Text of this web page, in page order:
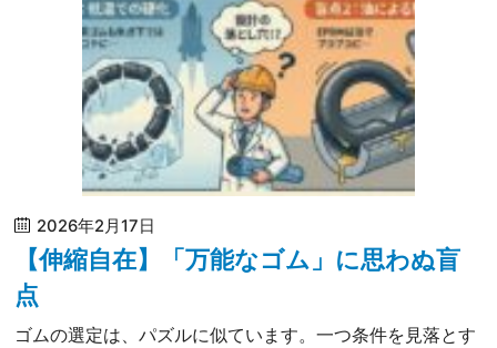
2026年2月17日
【伸縮自在】「万能なゴム」に思わぬ盲
点
ゴムの選定は、パズルに似ています。一つ条件を見落とす